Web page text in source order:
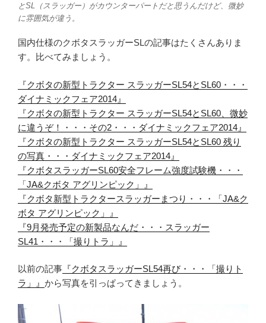
とSL（スラッガー）がカウンターパートだと思うんだけど、微妙
に雰囲気が違う。
国内仕様のクボタスラッガーSLの記事はたくさんありま
す。比べてみましょう。
『クボタの新型トラクター スラッガーSL54とSL60・・・
ダイナミックフェア2014』
『クボタの新型トラクター スラッガーSL54とSL60、微妙
に違うぞ！・・・その2・・・ダイナミックフェア2014』
『クボタの新型トラクター スラッガーSL54とSL60 残り
の写真・・・ダイナミックフェア2014』
『クボタスラッガーSL60安全フレーム強度試験機・・・
「JA&クボタ アグリンピック」』
『クボタ新型トラクタースラッガーまつり・・・「JA&ク
ボタ アグリンピック」』
『9月発売予定の新製品なんだ・・・スラッガー
SL41・・・「撮りトラ」』
以前の記事 『クボタスラッガーSL54再び・・・「撮りト
ラ」』 から写真を引っぱってきましょう。